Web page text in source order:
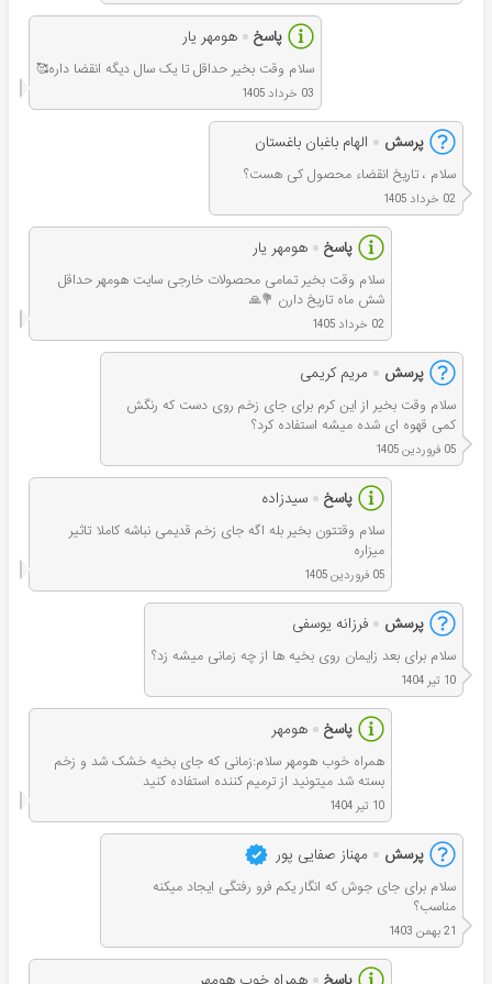
پاسخ هومهر یار
سلام وقت بخیر حداقل تا یک سال دیگه انقضا داره🥰
03 خرداد 1405
پرسش الهام باغبان باغستان
سلام ، تاریخ انقضاء محصول کی هست؟
02 خرداد 1405
پاسخ هومهر یار
سلام وقت بخیر تمامی محصولات خارجی سایت هومهر حداقل
شش ماه تاریخ دارن 💐🙏
02 خرداد 1405
پرسش مریم کریمی
سلام وقت بخیر از این کرم برای جای زخم روی دست که رنگش
کمی قهوه ای شده میشه استفاده کرد؟
05 فروردین 1405
پاسخ سیدزاده
سلام وقتتون بخیر بله اگه جای زخم قدیمی نباشه کاملا تاثیر
میزاره
05 فروردین 1405
پرسش فرزانه یوسفی
سلام برای بعد زایمان روی بخیه ها از چه زمانی میشه زد؟
10 تیر 1404
پاسخ هومهر
همراه خوب هومهر سلام:زمانی که جای بخیه خشک شد و زخم
بسته شد میتونید از ترمیم کننده استفاده کنید
10 تیر 1404
پرسش مهناز صفایی پور
سلام برای جای جوش که انگار یکم فرو رفتگی ایجاد میکنه
مناسب؟
21 بهمن 1403
پاسخ همراه خوب هومهر